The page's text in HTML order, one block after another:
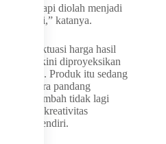
tetapi diolah menjadi
tinggi,” katanya.
dan fluktuasi harga hasil
Nobi kini diproyeksikan
ringan. Produk itu sedang
cara pandang
nilai tambah tidak lagi
dari kreativitas
mereka sendiri.